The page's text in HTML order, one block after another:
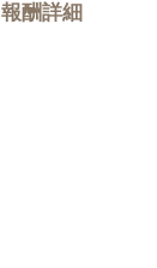
報酬詳細